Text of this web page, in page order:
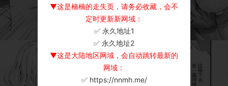
▼这是楠楠的走失页，请务必收藏，会不
定时更新新网域：
✅ 永久地址1
✅ 永久地址2
▼这是大陆地区网域，会自动跳转最新的
网域：
✅ https://nnmh.me/